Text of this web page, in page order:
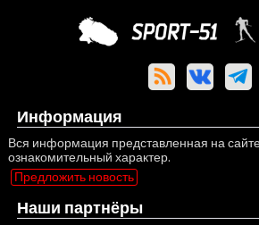
Информация
Вся информация представленная на
ознакомительный характер.
Предложить новость
Наши партнёры